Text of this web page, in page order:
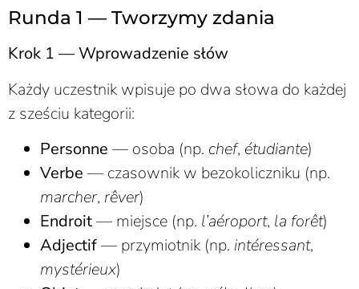
Runda 1 — Tworzymy zdania
Krok 1 — Wprowadzenie słów
Każdy uczestnik wpisuje po dwa słowa do każdej
z sześciu kategorii:
Personne — osoba (np. chef, étudiante)
Verbe — czasownik w bezokoliczniku (np.
marcher, rêver)
Endroit— miejsce (np. l’aéroport, la forêt)
Adjectif— przymiotnik (np. intéressant,
mystérieux)